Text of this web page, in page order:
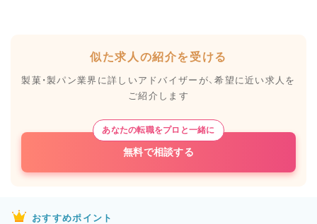
似た求人の紹介を受ける
製菓・製パン業界に詳しいアドバイザーが、希望に近い求人を
ご紹介します
あなたの転職をプロと一緒に
無料で相談する
おすすめポイント